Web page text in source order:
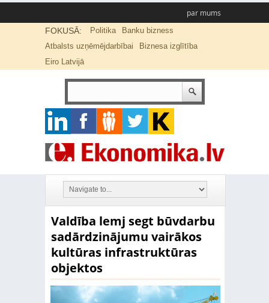
par mums
FOKUSĀ: Politika
Banku bizness
Atbalsts uzņēmējdarbībai
Biznesa izglītība
Eiro Latvijā
Valdība lemj segt būvdarbu
sadārdzinājumu vairākos
kultūras infrastruktūras
objektos